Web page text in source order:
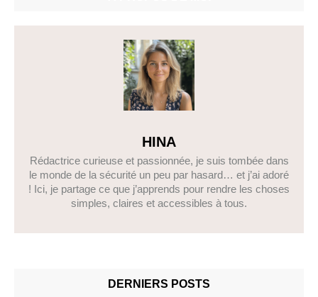
HINA
Rédactrice curieuse et passionnée, je suis tombée dans
le monde de la sécurité un peu par hasard… et j’ai adoré
! Ici, je partage ce que j’apprends pour rendre les choses
simples, claires et accessibles à tous.
DERNIERS POSTS